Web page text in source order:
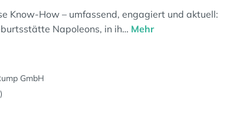
Know-How – umfassend, engagiert und aktuell:
Napoleons, in ih… Mehr
GmbH